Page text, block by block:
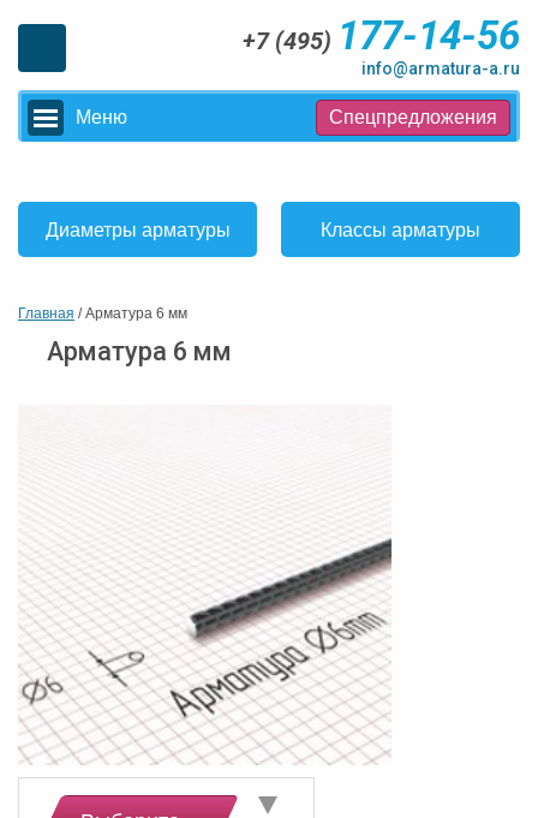
+7 (495) 177-14-56
info@armatura-a.ru
Меню Спецпредложения
Диаметры арматуры Классы арматуры
Главная / Арматура 6 мм
Арматура 6 мм